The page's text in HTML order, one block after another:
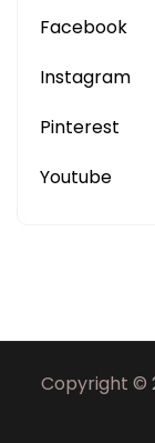
Facebook
Instagram
Pinterest
Youtube
Copyright ©